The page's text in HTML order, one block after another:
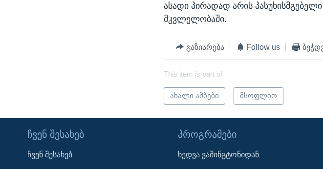
Learning English
ასადი პირადად არის
მკვლელობაში.
გაზიარება Follow us
This item is part of
ახალი ამბები მსოფლიო
ᲩᲕᲔᲜ ᲨᲔᲡᲐᲮᲔᲑ
ჩვენ შესახებ
ᲞᲠᲝᲒᲠᲐᲛᲔᲑᲘ
ხედვა ვაშინგტონიდან